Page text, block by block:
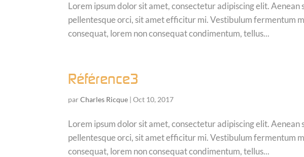
Lorem ipsum dolor sit amet, consectetur adipiscing elit.
pellentesque orci, sit amet efficitur mi. Vestibulum fermentum
consequat, lorem non consequat condimentum, tellus...
Référence3
parCharles Ricque |Oct 10, 2017
Lorem ipsum dolor sit amet, consectetur adipiscing elit.
pellentesque orci, sit amet efficitur mi. Vestibulum fermentum
consequat, lorem non consequat condimentum, tellus...